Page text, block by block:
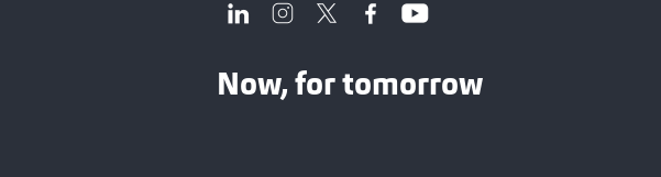
Now, for tomorrow